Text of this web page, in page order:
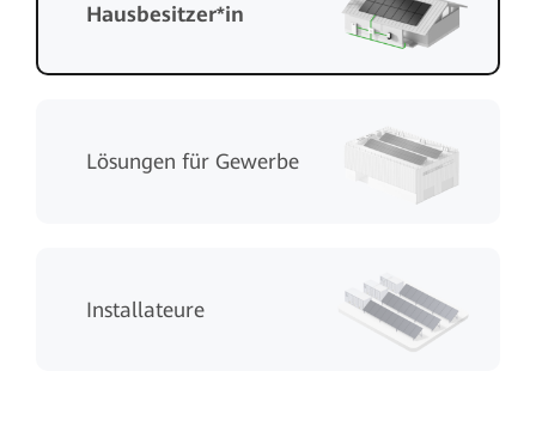
Hausbesitzer*in
Lösungen für Gewerbe
Installateure